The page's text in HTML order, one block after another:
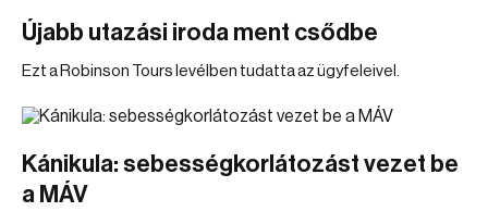
Újabb utazási iroda ment csődbe
Ezt a Robinson Tours levélben tudatta az ügyfeleivel.
Kánikula: sebességkorlátozást vezet be
a MÁV